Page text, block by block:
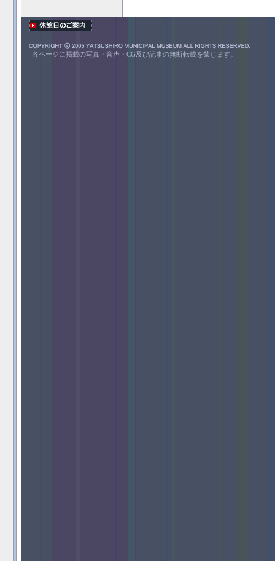
各ページに掲載の写真・音声・CG及び記事の無断転載を禁じます。